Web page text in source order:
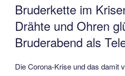
Bruderkette im
Drähte und Ohren
Bruderabend als
Die Corona-Krise und das damit